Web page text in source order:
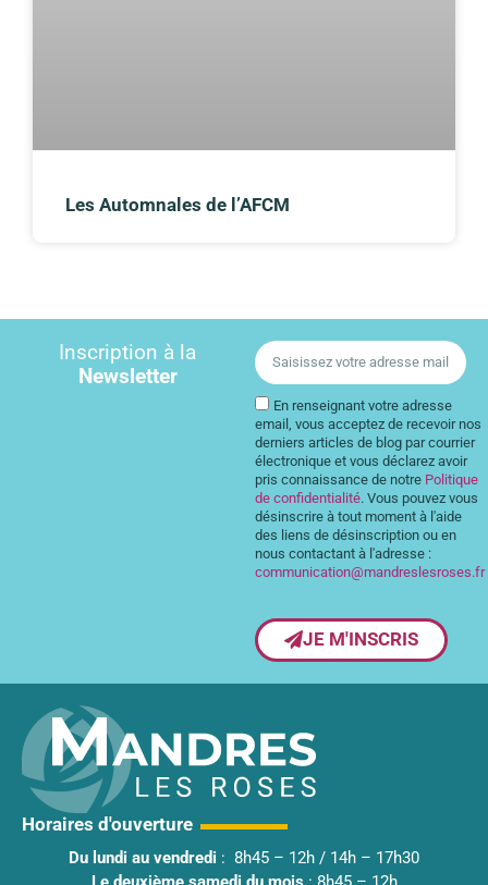
Les Automnales de l’AFCM
Inscription à la
Newsletter
En renseignant votre adresse
email, vous acceptez de recevoir nos
derniers articles de blog par courrier
électronique et vous déclarez avoir
pris connaissance de notre Politique
de confidentialité. Vous pouvez vous
désinscrire à tout moment à l'aide
des liens de désinscription ou en
nous contactant à l'adresse :
communication@mandreslesroses.fr
JE M'INSCRIS
Horaires d'ouverture
Du lundi au vendredi : 8h45 – 12h / 14h – 17h30